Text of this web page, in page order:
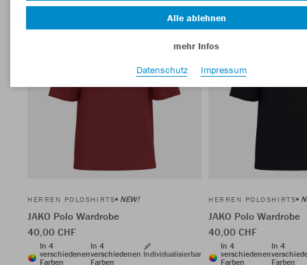
HERREN POLOSHIRTS NEW!
JAKO Polo Wardrobe
40,00 CHF
In 4
verschiedenen
Farben
In 4
verschiedenen
Farben
Individualisierbar
HERREN POLOSHIRTS
JAKO Polo Wardrobe
40,00 CHF
In 4
verschiedenen
Farben
In 4
Farben
Alle ablehnen
mehr Infos
Datenschutz
Impressum